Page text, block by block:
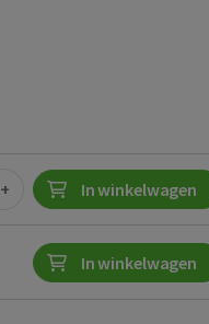
+ In winkelwagen
In winkelwagen